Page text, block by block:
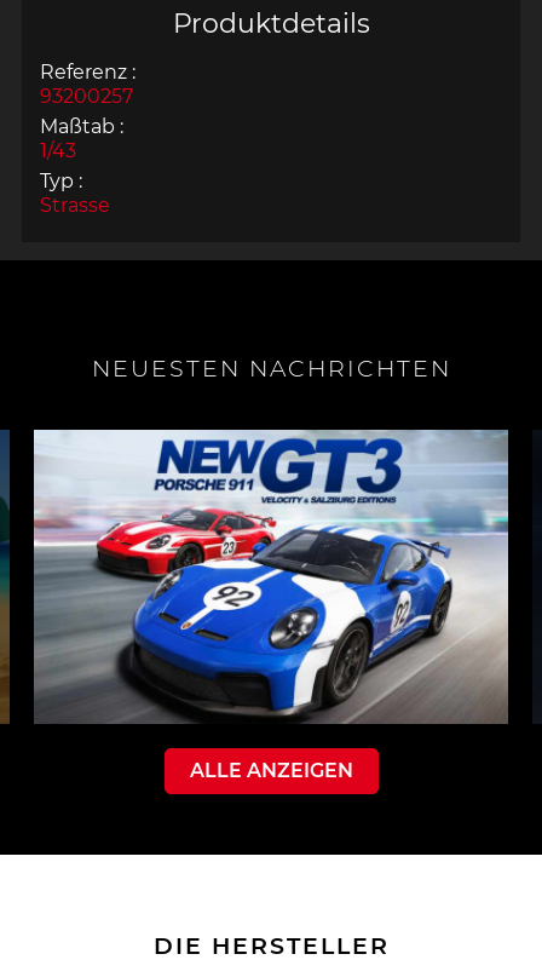
Produktdetails
Referenz :
93200257
Maßtab :
1/43
Typ :
Strasse
NEUESTEN NACHRICHTEN
ALLE ANZEIGEN
DIE HERSTELLER